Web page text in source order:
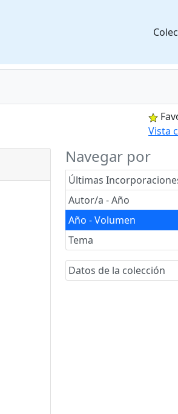
desplegable
Vista
Navegar por
Últimas
Autor/a - Año
Año - Volumen
Tema
Datos de la colección